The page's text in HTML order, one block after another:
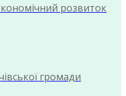
розвиток
громади